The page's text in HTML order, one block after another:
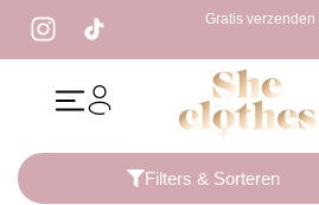
Gratis
T-Shirt
Filters & Sorteren